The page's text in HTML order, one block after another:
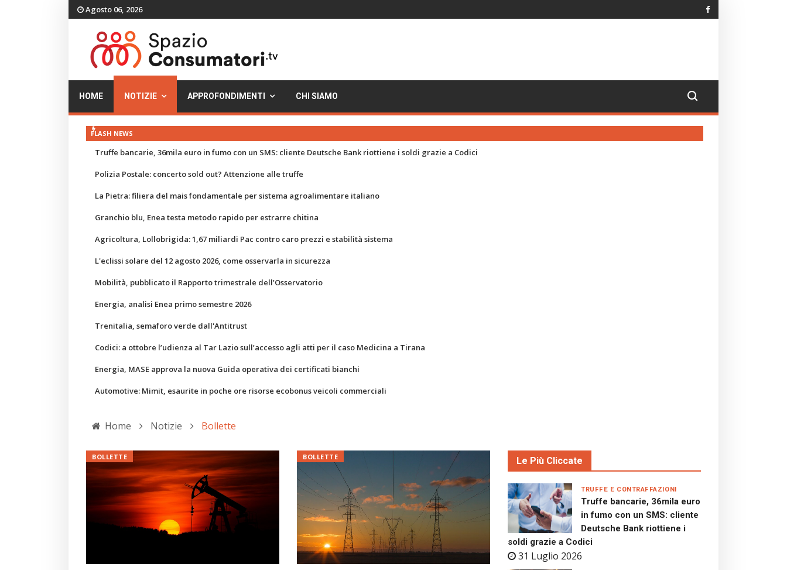
Agosto 06, 2026
HOME NOTIZIE APPROFONDIMENTI CHI SIAMO
FLASH NEWS
Truffe bancarie, 36mila euro in fumo con un SMS: cliente Deutsche Bank riottiene i soldi grazie a Codici
Polizia Postale: concerto sold out? Attenzione alle truffe
La Pietra: filiera del mais fondamentale per sistema agroalimentare italiano
Granchio blu, Enea testa metodo rapido per estrarre chitina
Agricoltura, Lollobrigida: 1,67 miliardi Pac contro caro prezzi e stabilità sistema
L'eclissi solare del 12 agosto 2026, come osservarla in sicurezza
Mobilità, pubblicato il Rapporto trimestrale dell’Osservatorio
Energia, analisi Enea primo semestre 2026
Trenitalia, semaforo verde dall'Antitrust
Codici: a ottobre l’udienza al Tar Lazio sull’accesso agli atti per il caso Medicina a Tirana
Energia, MASE approva la nuova Guida operativa dei certificati bianchi
Automotive: Mimit, esaurite in poche ore risorse ecobonus veicoli commerciali
Home Notizie Bollette
BOLLETTE BOLLETTE Le Più Cliccate
Truffe bancarie, 36mila euro
in fumo con un SMS: cliente
Deutsche Bank riottiene i
soldi grazie a Codici
31 Luglio 2026
TRUFFE E CONTRAFFAZIONI